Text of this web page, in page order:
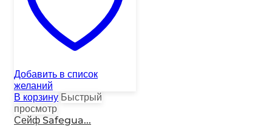
Добавить в список
желаний
В корзину Быстрый
просмотр
Сейф Safegua...